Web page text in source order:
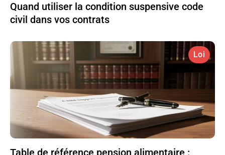
Quand utiliser la condition suspensive code
civil dans vos contrats
Loi